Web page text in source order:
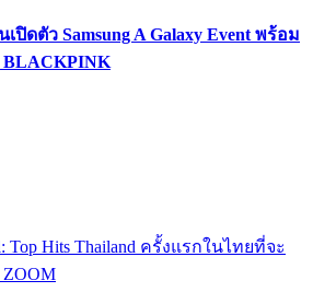
ปิดตัว Samsung A Galaxy Event พร้อม